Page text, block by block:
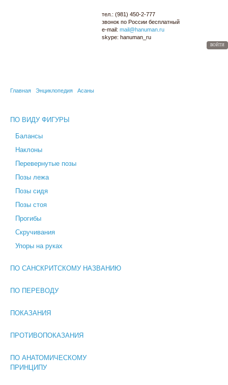
тел.: (981) 450-2-777
звонок по России бесплатный
e-mail: mail@hanuman.ru
skype: hanuman_ru
ВОЙТИ
Главная Энциклопедия Асаны
ПО ВИДУ ФИГУРЫ
Балансы
Наклоны
Перевернутые позы
Позы лежа
Позы сидя
Позы стоя
Прогибы
Скручивания
Упоры на руках
ПО САНСКРИТСКОМУ НАЗВАНИЮ
ПО ПЕРЕВОДУ
ПОКАЗАНИЯ
ПРОТИВОПОКАЗАНИЯ
ПО АНАТОМИЧЕСКОМУ
ПРИНЦИПУ